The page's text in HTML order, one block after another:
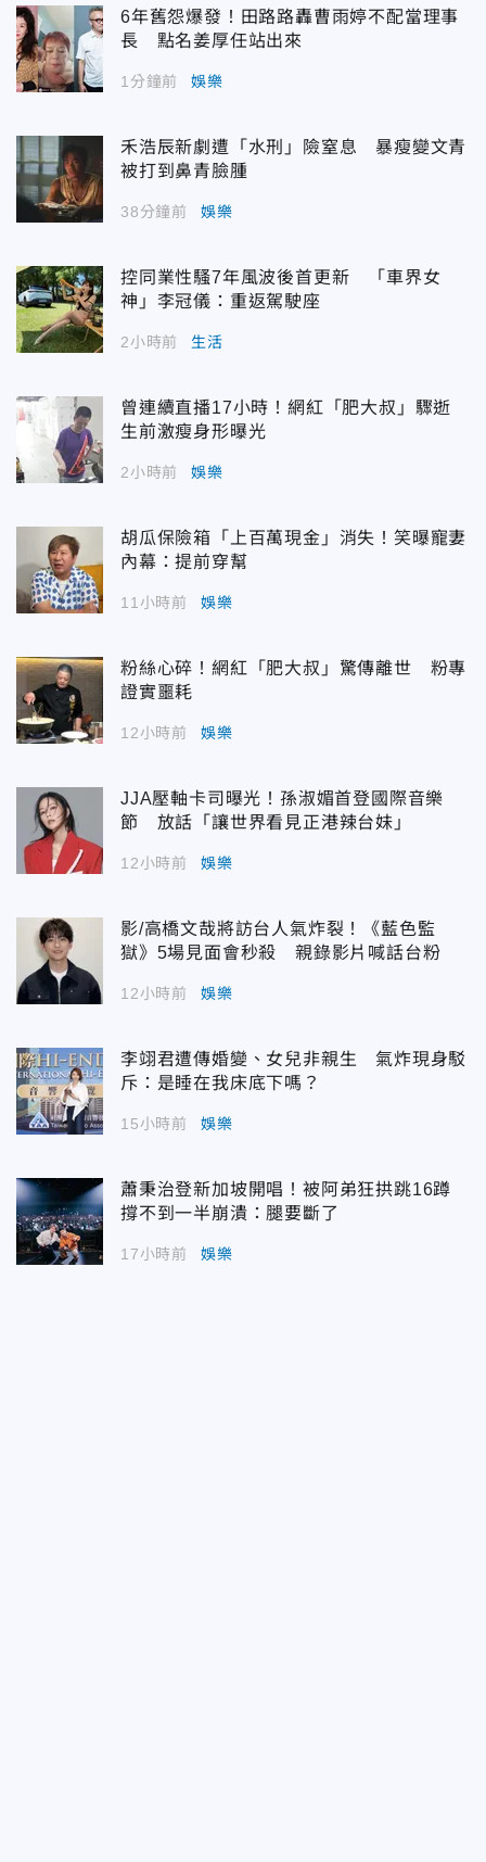
6年舊怨爆發！田路路轟曹雨婷不配當理事
長 點名姜厚任站出來
1分鐘前 娛樂
禾浩辰新劇遭「水刑」險窒息 暴瘦變文青
被打到鼻青臉腫
38分鐘前 娛樂
控同業性騷7年風波後首更新 「車界女
神」李冠儀：重返駕駛座
2小時前 生活
曾連續直播17小時！網紅「肥大叔」驟逝
生前激瘦身形曝光
2小時前 娛樂
胡瓜保險箱「上百萬現金」消失！笑曝寵妻
內幕：提前穿幫
11小時前 娛樂
粉絲心碎！網紅「肥大叔」驚傳離世 粉專
證實噩耗
12小時前 娛樂
JJA壓軸卡司曝光！孫淑媚首登國際音樂
節 放話「讓世界看見正港辣台妹」
12小時前 娛樂
影/高橋文哉將訪台人氣炸裂！《藍色監
獄》5場見面會秒殺 親錄影片喊話台粉
12小時前 娛樂
李翊君遭傳婚變、女兒非親生 氣炸現身駁
斥：是睡在我床底下嗎？
15小時前 娛樂
蕭秉治登新加坡開唱！被阿弟狂拱跳16蹲
撐不到一半崩潰：腿要斷了
17小時前 娛樂